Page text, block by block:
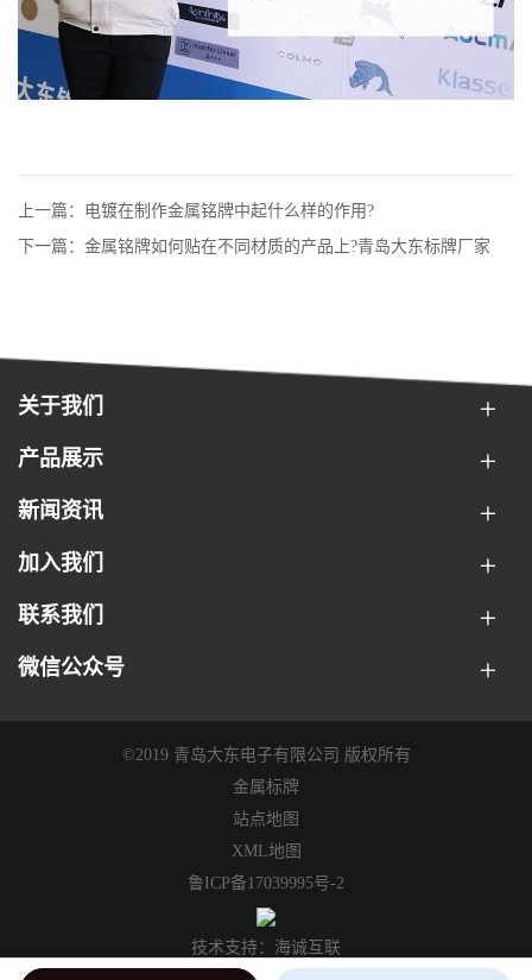
上一篇：电镀在制作金属铭牌中起什么样的作用?
下一篇：金属铭牌如何贴在不同材质的产品上?青岛大东标牌厂家
关于我们
产品展示
新闻资讯
加入我们
联系我们
微信公众号
©2019 青岛大东电子有限公司 版权所有
金属标牌
站点地图
XML地图
鲁ICP备17039995号-2
技术支持：海诚互联